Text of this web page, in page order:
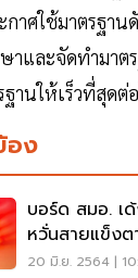
กาศใช้มาตรฐาน
และจัดทำมาต
านให้เร็วที่สุดต่
อง
บอร์ด สมอ. เ
หวั่นสายแข็ง
20 มิ.ย. 2564 |